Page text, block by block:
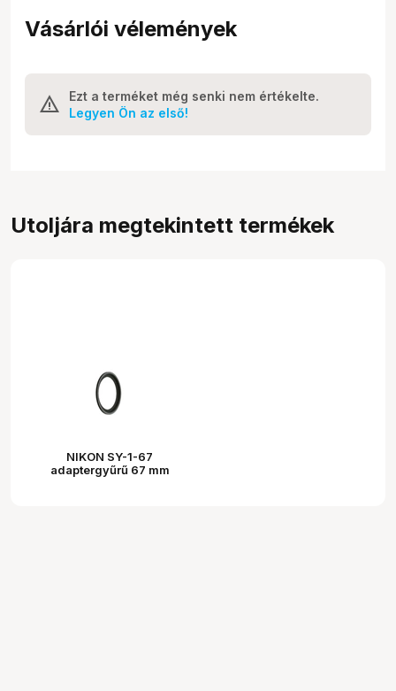
Vásárlói vélemények
Ezt a terméket még senki nem értékelte.
Legyen Ön az első!
Utoljára megtekintett termékek
NIKON SY-1-67
adaptergyűrű 67 mm